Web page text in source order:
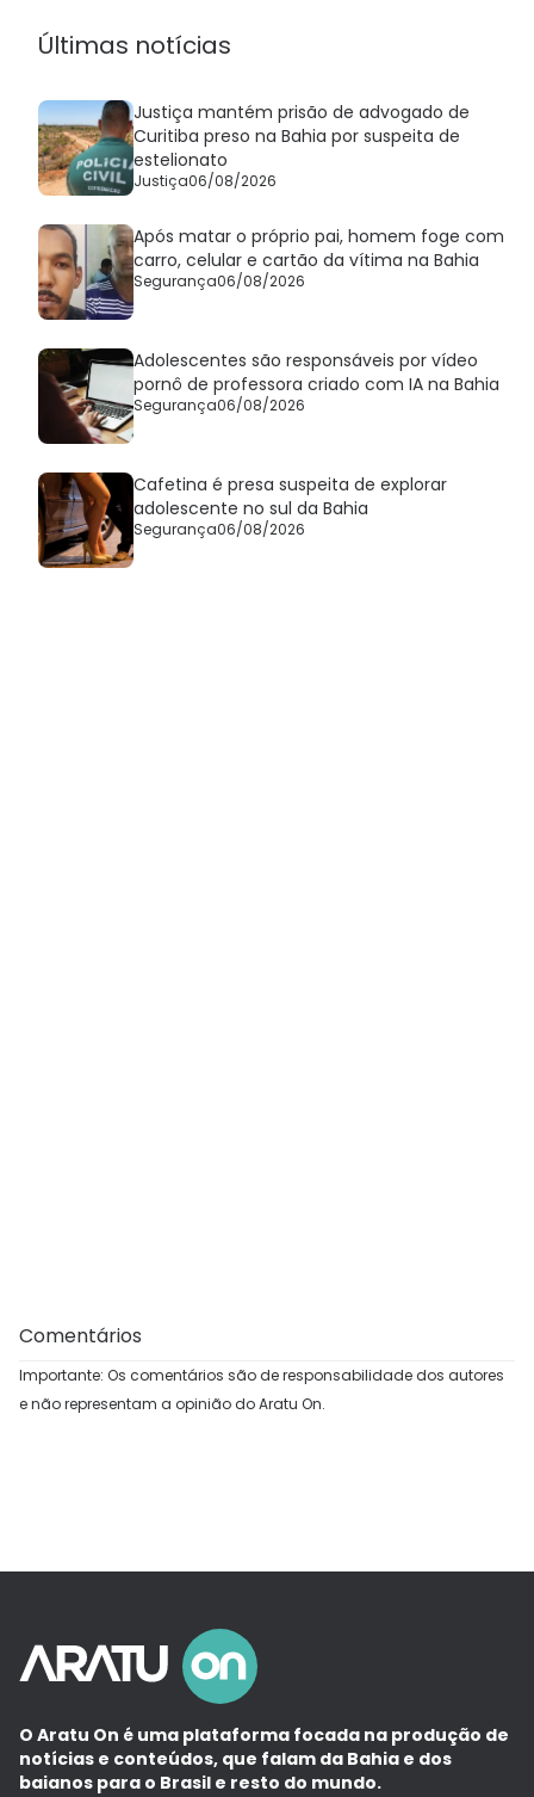
Últimas notícias
Justiça mantém prisão de advogado de
Curitiba preso na Bahia por suspeita de
estelionato
Justiça06/08/2026
Após matar o próprio pai, homem foge com
carro, celular e cartão da vítima na Bahia
Segurança06/08/2026
Adolescentes são responsáveis por vídeo
pornô de professora criado com IA na Bahia
Segurança06/08/2026
Cafetina é presa suspeita de explorar
adolescente no sul da Bahia
Segurança06/08/2026
Comentários
Importante: Os comentários são de responsabilidade dos autores
e não representam a opinião do Aratu On.
O Aratu On é uma plataforma focada na produção de
notícias e conteúdos, que falam da Bahia e dos
baianos para o Brasil e resto do mundo.